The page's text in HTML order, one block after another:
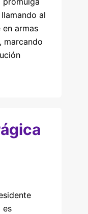
al
armas
marcando
es